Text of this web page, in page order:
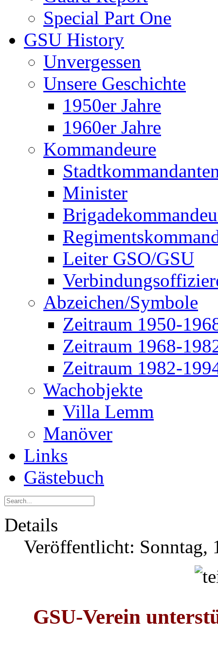
Special Part One
GSU History
Unvergessen
Unsere Geschichte
1950er Jahre
1960er Jahre
Kommandeure
Minister
Leiter GSO/GSU
Abzeichen/Symbole
Zeitraum 1950-
Zeitraum 1968-
Zeitraum 1982-
Wachobjekte
Villa Lemm
Manöver
Links
Gästebuch
Details
Veröffentlicht: Sonntag,
GSU-Verein